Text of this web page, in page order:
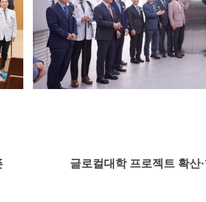
글로컬대학 프로젝트 확산